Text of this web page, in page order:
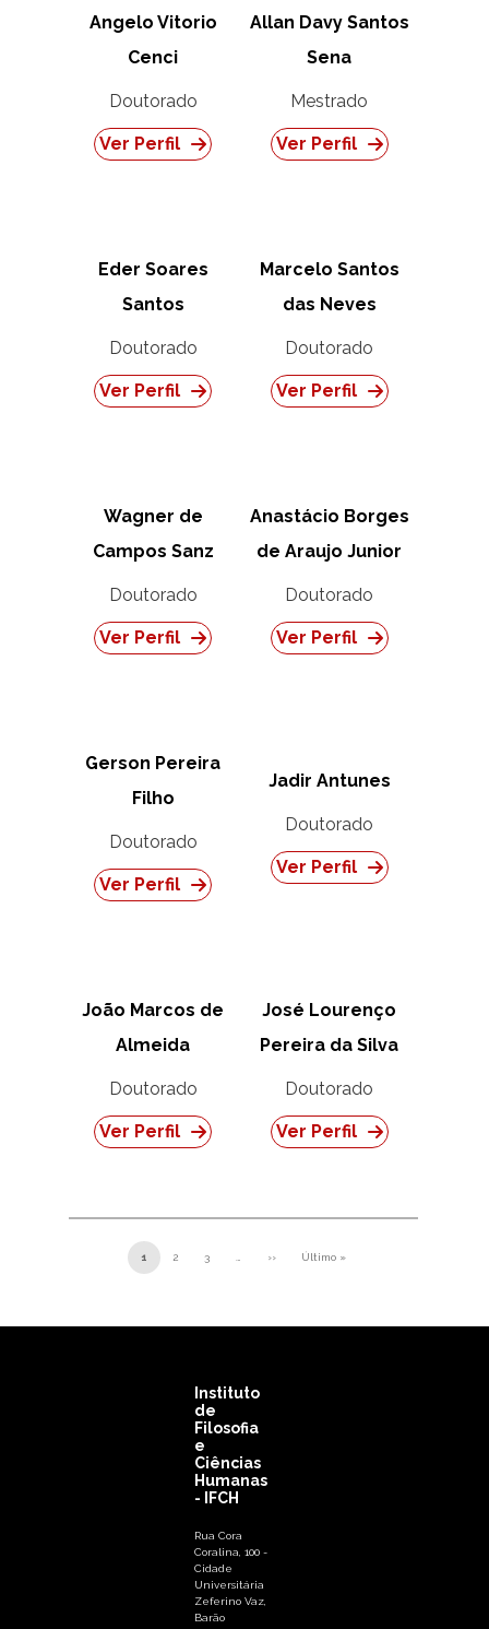
Angelo Vitorio
Cenci
Doutorado
Ver Perfil
Allan Davy Santos
Sena
Mestrado
Ver Perfil
Eder Soares
Santos
Doutorado
Ver Perfil
Marcelo Santos
das Neves
Doutorado
Ver Perfil
Wagner de
Campos Sanz
Doutorado
Ver Perfil
Anastácio Borges
de Araujo Junior
Doutorado
Ver Perfil
Gerson Pereira
Filho
Doutorado
Ver Perfil
Jadir Antunes
Doutorado
Ver Perfil
João Marcos de
Almeida
Doutorado
Ver Perfil
José Lourenço
Pereira da Silva
Doutorado
Ver Perfil
Paginação
1 2 3 ››
Próxima página
Último »
Última página
Instituto
de
Filosofia
e
Ciências
Humanas
- IFCH
Rua Cora
Coralina, 100 -
Cidade
Universitária
Zeferino Vaz,
Barão